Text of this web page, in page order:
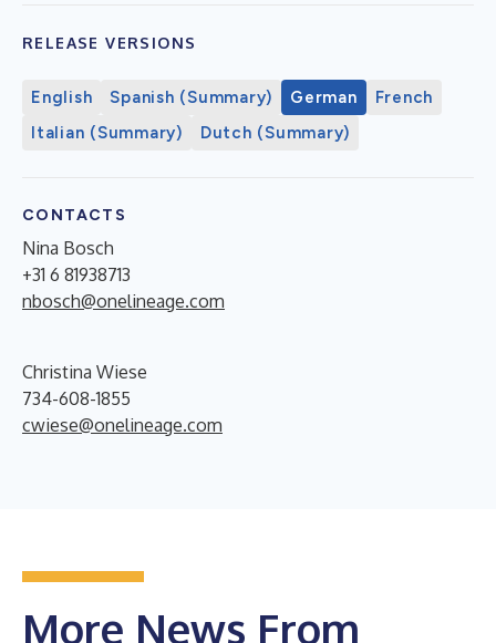
RELEASE VERSIONS
English Spanish (Summary) German
French
Italian (Summary)
Dutch (Summary)
CONTACTS
Nina Bosch
+31 6 81938713
nbosch@onelineage.com
Christina Wiese
734-608-1855
cwiese@onelineage.com
More News From